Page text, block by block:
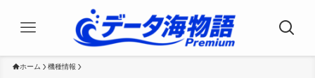
ホーム 機種情報